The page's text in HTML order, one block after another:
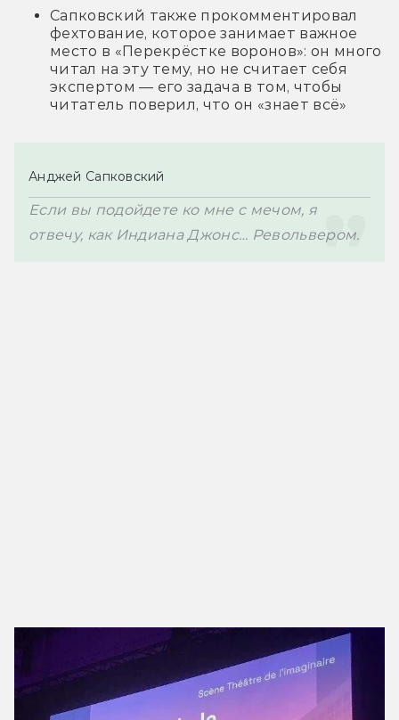
Сапковский также прокомментировал
фехтование, которое занимает важное
место в «Перекрёстке воронов»: он много
читал на эту тему, но не считает себя
экспертом — его задача в том, чтобы
читатель поверил, что он «знает всё»
Анджей Сапковский
Если вы подойдете ко мне с мечом, я
отвечу, как Индиана Джонс… Револьвером.